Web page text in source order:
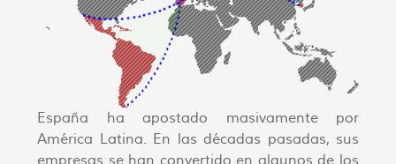
España ha apostado masivamente por
América Latina. En las décadas pasadas, sus
empresas se han convertido en algunos de los